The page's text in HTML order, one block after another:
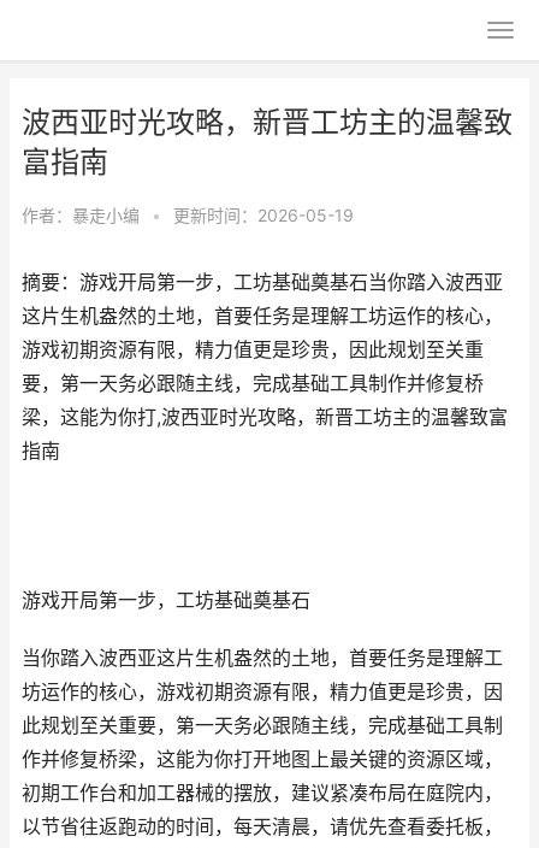
波西亚时光攻略，新晋工坊主的温馨致
富指南
作者： 暴走小编 • 更新时间：2026-05-19
摘要：游戏开局第一步，工坊基础奠基石当你踏入波西亚
这片生机盎然的土地，首要任务是理解工坊运作的核心，
游戏初期资源有限，精力值更是珍贵，因此规划至关重
要，第一天务必跟随主线，完成基础工具制作并修复桥
梁，这能为你打,波西亚时光攻略，新晋工坊主的温馨致富
指南
游戏开局第一步，工坊基础奠基石
当你踏入波西亚这片生机盎然的土地，首要任务是理解工
坊运作的核心，游戏初期资源有限，精力值更是珍贵，因
此规划至关重要，第一天务必跟随主线，完成基础工具制
作并修复桥梁，这能为你打开地图上最关键的资源区域，
初期工作台和加工器械的摆放，建议紧凑布局在庭院内，
以节省往返跑动的时间，每天清晨，请优先查看委托板，